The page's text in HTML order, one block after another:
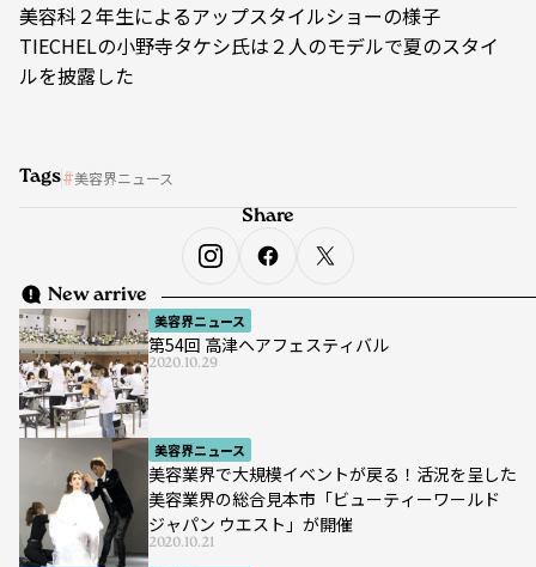
美容科２年生によるアップスタイルショーの様子
TIECHELの小野寺タケシ氏は２人のモデルで夏のスタイ
ルを披露した
Tags 美容界ニュース
New arrive
美容界ニュース
第54回 高津ヘアフェスティバル
2020.10.29
美容界ニュース
美容業界で大規模イベントが戻る！活況を呈した
美容業界の総合見本市「ビューティーワールド
ジャパン ウエスト」が開催
2020.10.21
Share